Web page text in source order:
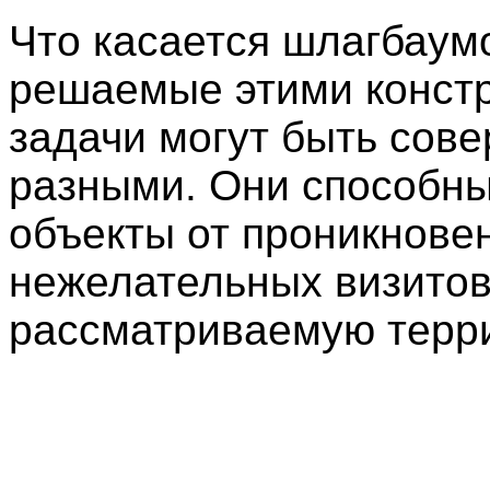
Что касается
решаемые этими
задачи могут быть
разными. Они
объекты от
нежелательных
рассматриваемую